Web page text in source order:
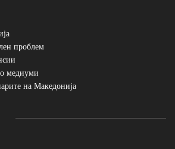
проблем
медиуми
на Македонија